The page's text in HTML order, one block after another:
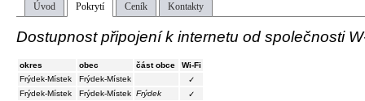
Úvod Pokrytí Ceník Kontakty
Dostupnost připojení k internetu od společnosti
okres obec část obce
Wi-Fi
Frýdek-Místek
Frýdek-Místek
✓
Frýdek-Místek
Frýdek-Místek Frýdek
✓